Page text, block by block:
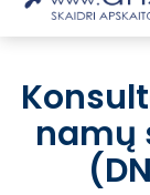
namų